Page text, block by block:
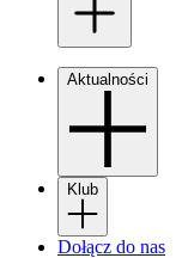
Aktualności
Klub
Dołącz do nas